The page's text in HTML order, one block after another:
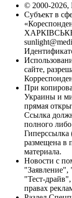
© 2000-2026,
Субъект в
ХАРКІВСЬКЕ
сайте,
При
Украины и
прямая
Ссылка
полного
Гиперссылка
размещена в
материала.
Новости с
"Тест-
правах